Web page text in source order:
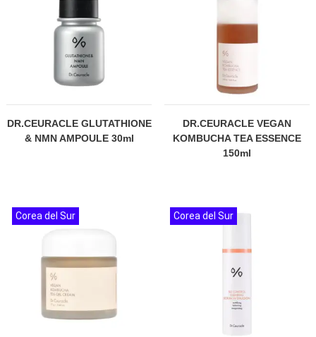
DR.CEURACLE GLUTATHIONE
& NMN AMPOULE 30ml
DR.CEURACLE VEGAN
KOMBUCHA TEA ESSENCE
150ml
Corea del Sur Corea del Sur